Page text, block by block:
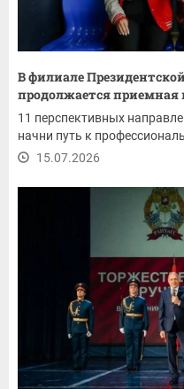
В филиале
продолжается приемная
11 перспективных
начни путь к
15.07.2026